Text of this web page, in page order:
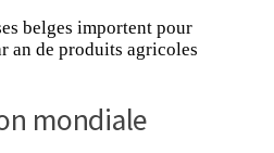
belges importent pour
an de produits agricoles
mondiale